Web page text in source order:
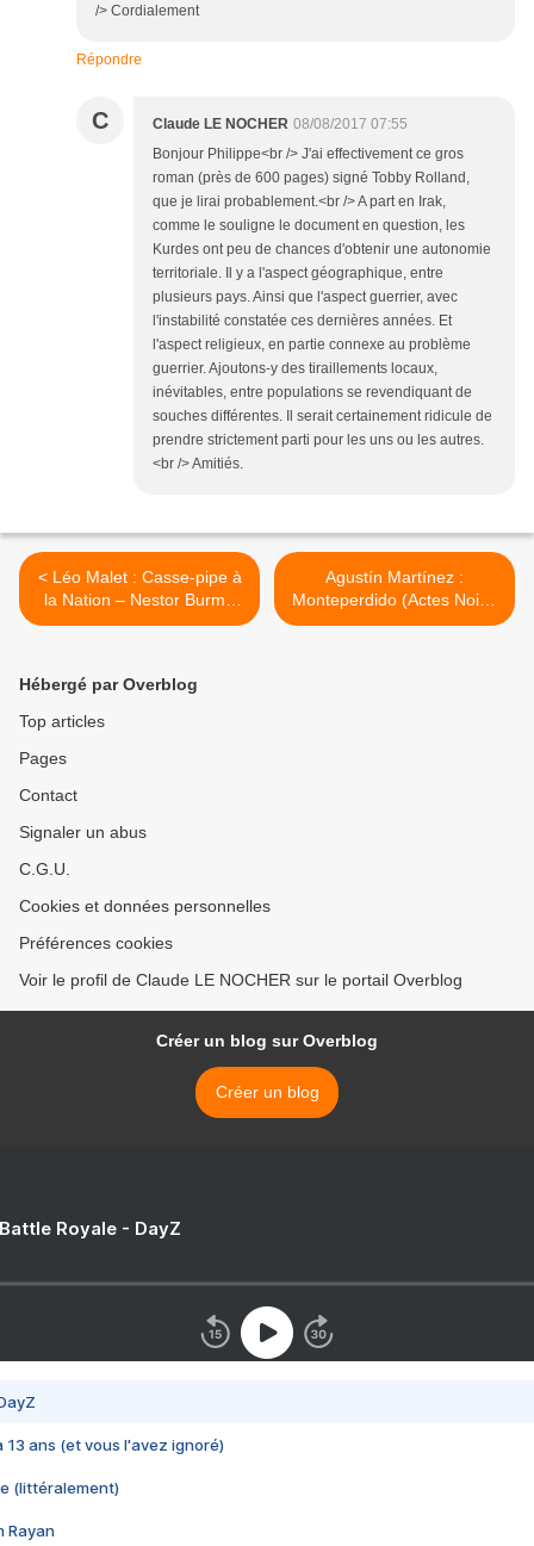
/> Cordialement
Répondre
C Claude LE NOCHER 08/08/2017 07:55
Bonjour Philippe<br /> J'ai effectivement ce gros
roman (près de 600 pages) signé Tobby Rolland,
que je lirai probablement.<br /> A part en Irak,
comme le souligne le document en question, les
Kurdes ont peu de chances d'obtenir une autonomie
territoriale. Il y a l'aspect géographique, entre
plusieurs pays. Ainsi que l'aspect guerrier, avec
l'instabilité constatée ces dernières années. Et
l'aspect religieux, en partie connexe au problème
guerrier. Ajoutons-y des tiraillements locaux,
inévitables, entre populations se revendiquant de
souches différentes. Il serait certainement ridicule de
prendre strictement parti pour les uns ou les autres.
<br /> Amitiés.
< Léo Malet : Casse-pipe à
la Nation – Nestor Burma
(1957)
Agustín Martínez :
Monteperdido (Actes Noirs,
2017) – Coup de cœur – >
Hébergé par Overblog
Top articles
Pages
Contact
Signaler un abus
C.G.U.
Cookies et données personnelles
Préférences cookies
Voir le profil de Claude LE NOCHER sur le portail Overblog
Créer un blog sur Overblog
Créer un blog
Royale - DayZ
13 ans (et vous l'avez ignoré)
(littéralement)
Rayan